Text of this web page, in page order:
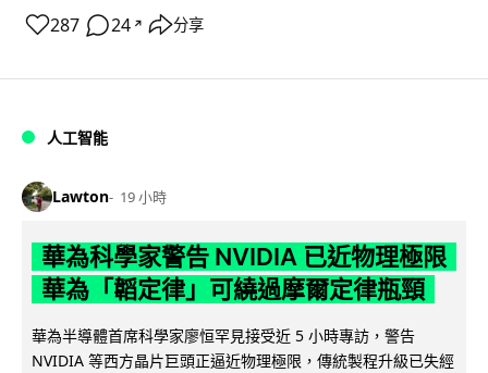
287 24 ↗ 分享
人工智能
Lawton 19 小時
華為科學家警告 NVIDIA 已近物理極限
華為「韜定律」可繞過摩爾定律瓶頸
華為半導體首席科學家廖恒罕見接受近 5 小時專訪，警告
NVIDIA 等西方晶片巨頭正逼近物理極限，傳統製程升級已失經